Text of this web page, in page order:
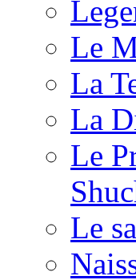
Le
La
La
Le
Le